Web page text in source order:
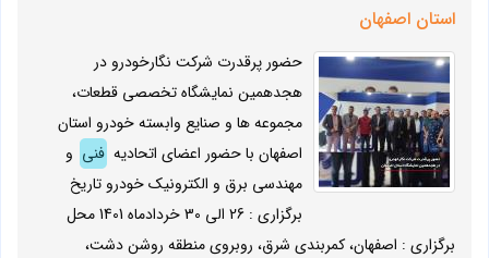
استان اصفهان
حضور پرقدرت شرکت نگارخودرو در
هجدهمین نمایشگاه تخصصی قطعات،
مجموعه ها و صنایع وابسته خودرو استان
اصفهان با حضور اعضای اتحادیه فنی و
مهندسی برق و الکترونیک خودرو تاریخ
برگزاری : 26 الی 30 خردادماه 1401 محل
برگزاری : اصفهان، کمربندی شرق، روبروی منطقه روشن دشت،